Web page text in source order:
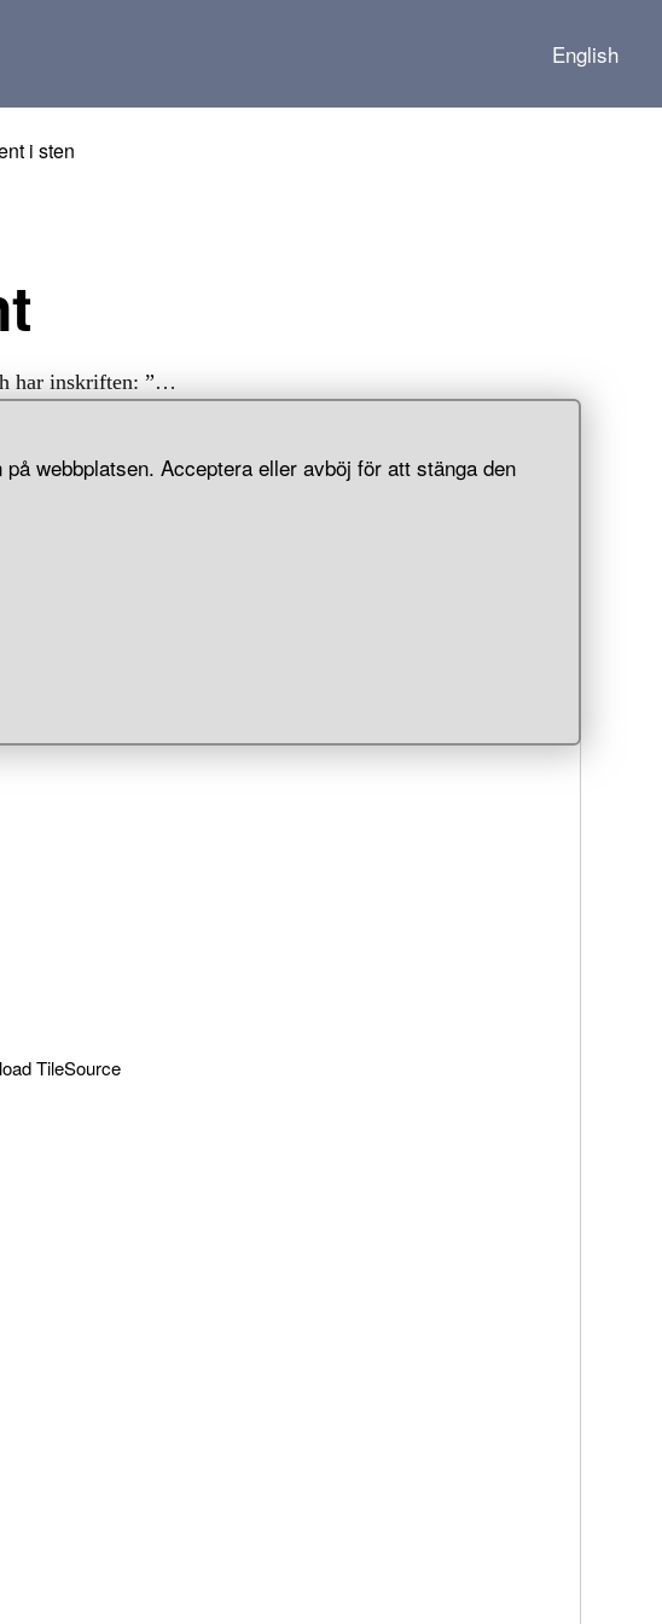
webbplatsen. Acceptera eller avböj för att stänga den
English
i sten
har inskriften: ”…
TileSource